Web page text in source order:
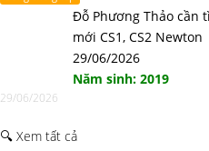
Đỗ Phương Thảo cần
mới CS1, CS2 Newton
29/06/2026
Năm sinh: 2019
29/06/2026
🔍 Xem tất cả